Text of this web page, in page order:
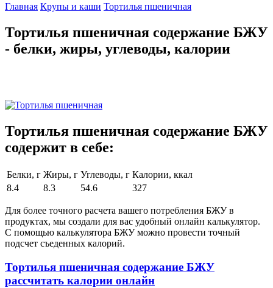
Главная Крупы и каши Тортилья пшеничная
Тортилья пшеничная содержание БЖУ
- белки, жиры, углеводы, калории
Тортилья пшеничная содержание БЖУ
содержит в себе:
Белки, г Жиры, г Углеводы, г Калории, ккал
8.4
8.3 54.6 327
Для более точного расчета вашего потребления БЖУ в
продуктах, мы создали для вас удобный онлайн калькулятор.
С помощью калькулятора БЖУ можно провести точный
подсчет съеденных калорий.
Тортилья пшеничная содержание БЖУ
рассчитать калории онлайн